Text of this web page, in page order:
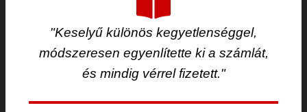
"Keselyű különös kegyetlenséggel,
módszeresen egyenlítette ki a számlát,
és mindig vérrel fizetett."